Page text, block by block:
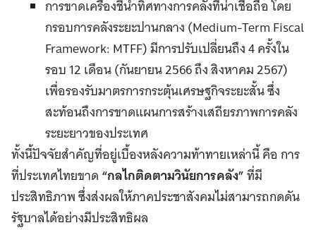
การขาดเครื่องชี้นำทิศทางการคลังที่น่าเชื่อถือ โดย
กรอบการคลังระยะปานกลาง (Medium-Term Fiscal
Framework: MTFF) มีการปรับเปลี่ยนถึง 4 ครั้งใน
รอบ 12 เดือน (กันยายน 2566 ถึง สิงหาคม 2567)
เพื่อรองรับมาตรการกระตุ้นเศรษฐกิจระยะสั้น ซึ่ง
สะท้อนถึงการขาดแผนการสร้างเสถียรภาพการคลัง
ระยะยาวของประเทศ
ทั้งนี้ปัจจัยสำคัญที่อยู่เบื้องหลังความท้าทายเหล่านี้ คือ การ
ที่ประเทศไทยขาด“กลไกติดตามวินัยการคลัง”ที่มี
ประสิทธิภาพ ซึ่งส่งผลให้ภาคประชาสังคมไม่สามารถกดดัน
รัฐบาลได้อย่างมีประสิทธิผล